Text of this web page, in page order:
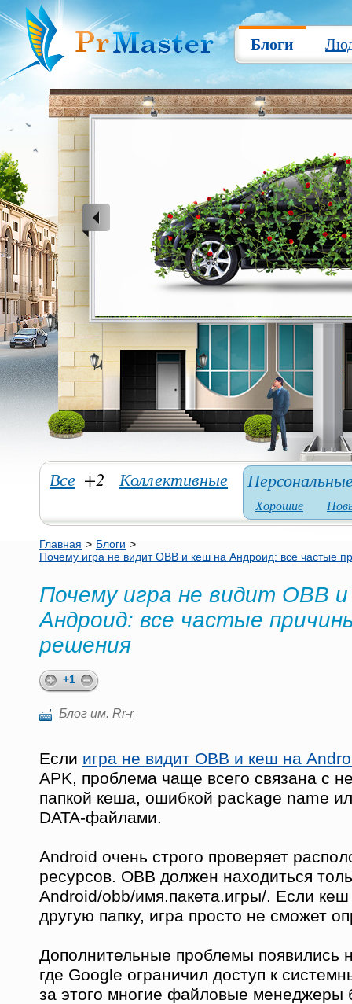
Блоги
Все +2 Коллективные
Хорошие
Главная > Блоги >
Почему игра не видит OBB и кеш на Андроид: все частые
Почему игра не видит OBB
Андроид: все частые
решения
+1
Блог им. Rr-r
Если игра не видит OBB и кеш на
APK, проблема чаще всего связана с
папкой кеша, ошибкой package name
DATA-файлами.
Android очень строго проверяет
ресурсов. OBB должен находиться
Android/obb/имя.пакета.игры/. Если кеш
другую папку, игра просто не сможет
Дополнительные проблемы появились
где Google ограничил доступ к
за этого многие файловые менеджеры